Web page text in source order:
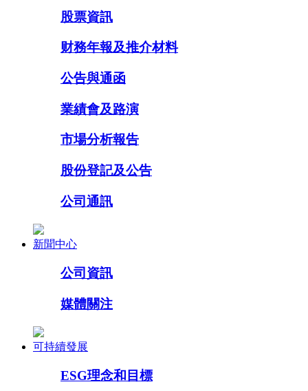
股票資訊
财務年報及推介材料
公告與通函
業績會及路演
市場分析報告
股份登記及公告
公司通訊
新聞中心
公司資訊
媒體關注
可持續發展
ESG理念和目標